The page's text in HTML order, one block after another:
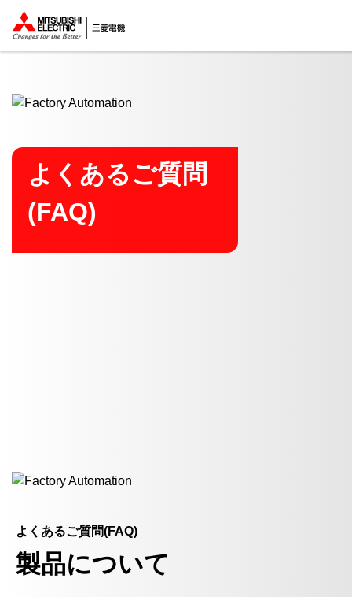
ここから本文
よくあるご質問
(FAQ)
よくあるご質問(FAQ)
製品について